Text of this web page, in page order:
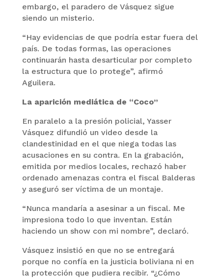
embargo, el paradero de Vásquez sigue
siendo un misterio.
“Hay evidencias de que podría estar fuera del
país. De todas formas, las operaciones
continuarán hasta desarticular por completo
la estructura que lo protege”, afirmó
Aguilera.
La aparición mediática de “Coco”
En paralelo a la presión policial, Yasser
Vásquez difundió un video desde la
clandestinidad en el que niega todas las
acusaciones en su contra. En la grabación,
emitida por medios locales, rechazó haber
ordenado amenazas contra el fiscal Balderas
y aseguró ser víctima de un montaje.
“Nunca mandaría a asesinar a un fiscal. Me
impresiona todo lo que inventan. Están
haciendo un show con mi nombre”, declaró.
Vásquez insistió en que no se entregará
porque no confía en la justicia boliviana ni en
la protección que pudiera recibir. “¿Cómo